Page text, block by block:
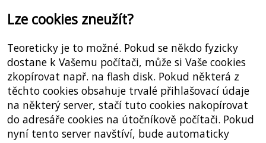
Lze cookies zneužít?
Teoreticky je to možné. Pokud se někdo fyzicky
dostane k Vašemu počítači, může si Vaše cookies
zkopírovat např. na flash disk. Pokud některá z
těchto cookies obsahuje trvalé přihlašovací údaje
na některý server, stačí tuto cookies nakopírovat
do adresáře cookies na útočníkově počítači. Pokud
nyní tento server navštíví, bude automaticky